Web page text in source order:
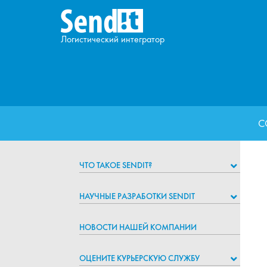
Логистический интегратор
ЧТО ТАКОЕ SENDIT?
НАУЧНЫЕ РАЗРАБОТКИ SENDIT
НОВОСТИ НАШЕЙ КОМПАНИИ
ОЦЕНИТЕ КУРЬЕРСКУЮ СЛУЖБУ